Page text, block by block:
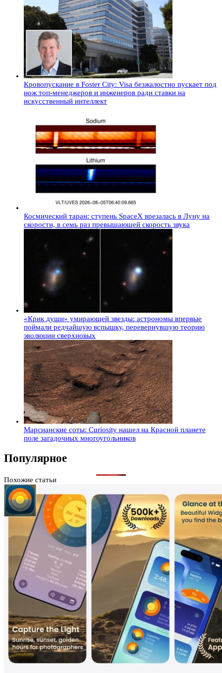
Кровопускание в Foster City: Visa безжалостно пускает под
нож топ-менеджеров и инженеров ради ставки на
искусственный интеллект
Космический таран: ступень SpaceX врезалась в Луну на
скорости, в семь раз превышающей скорость звука
«Крик души» умирающей звезды: астрономы впервые
поймали редчайшую вспышку, перевернувшую теорию
эволюции сверхновых
Марсианские соты: Curiosity нашел на Красной планете
поле загадочных многоугольников
Популярное
Похожие статьи